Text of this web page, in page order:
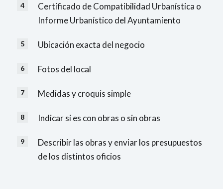
Certificado de Compatibilidad Urbanística o
Informe Urbanístico del Ayuntamiento
Ubicación exacta del negocio
Fotos del local
Medidas y croquis simple
Indicar si es con obras o sin obras
Describir las obras y enviar los presupuestos
de los distintos oficios